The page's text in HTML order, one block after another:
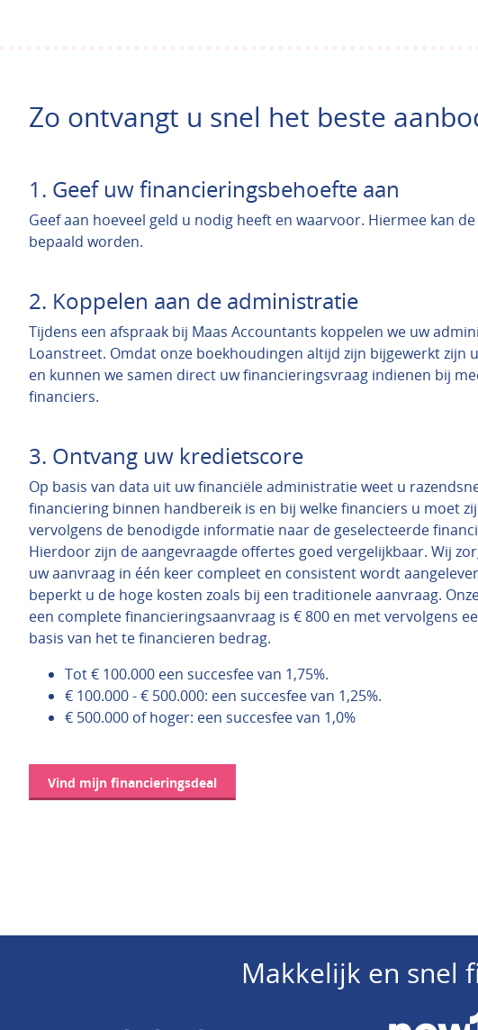
Zo ontvangt u snel het beste
1. Geef uw financieringsbehoefte aan
Geef aan hoeveel geld u nodig heeft en waarvoor. Hiermee kan
bepaald worden.
2. Koppelen aan de administratie
Tijdens een afspraak bij Maas Accountants koppelen we uw
Loanstreet. Omdat onze boekhoudingen altijd zijn bijgewerkt zijn
en kunnen we samen direct uw financieringsvraag indienen bij
financiers.
3. Ontvang uw kredietscore
Op basis van data uit uw financiële administratie weet u
financiering binnen handbereik is en bij welke financiers u moet
vervolgens de benodigde informatie naar de geselecteerde
Hierdoor zijn de aangevraagde offertes goed vergelijkbaar. Wij
uw aanvraag in één keer compleet en consistent wordt
beperkt u de hoge kosten zoals bij een traditionele aanvraag.
een complete financieringsaanvraag is € 800 en met vervolgens
basis van het te financieren bedrag.
Tot € 100.000 een succesfee van 1,75%.
€ 100.000 - € 500.000: een succesfee van 1,25%.
€ 500.000 of hoger: een succesfee van 1,0%
Vind mijn financieringsdeal
Makkelijk en snel